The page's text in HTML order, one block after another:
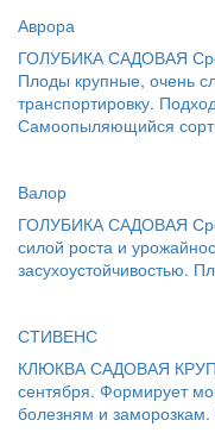
Аврора
ГОЛУБИКА САДОВАЯ
Плоды крупные, очень
транспортировку.
Самоопыляющийся
Валор
ГОЛУБИКА САДОВАЯ
силой роста и
засухоустойчивостью.
СТИВЕНС
КЛЮКВА САДОВАЯ
сентября. Формирует
болезням и